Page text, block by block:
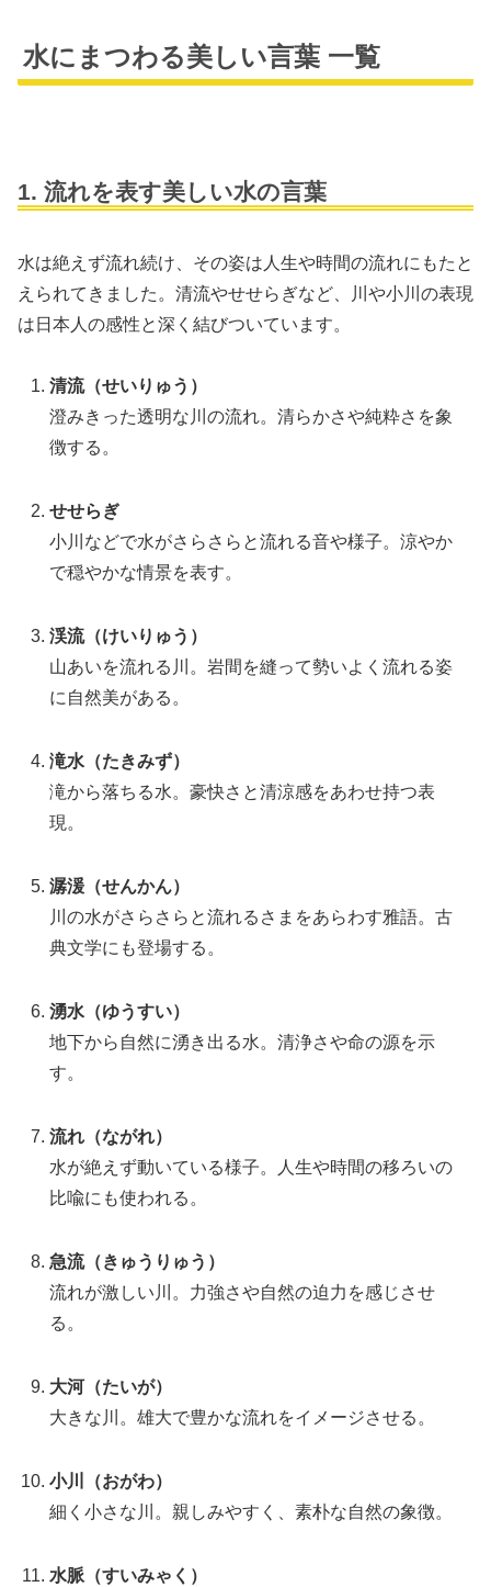
水にまつわる美しい言葉 一覧
1. 流れを表す美しい水の言葉
水は絶えず流れ続け、その姿は人生や時間の流れにもたと
えられてきました。清流やせせらぎなど、川や小川の表現
は日本人の感性と深く結びついています。
清流（せいりゅう）
澄みきった透明な川の流れ。清らかさや純粋さを象
徴する。
せせらぎ
小川などで水がさらさらと流れる音や様子。涼やか
で穏やかな情景を表す。
渓流（けいりゅう）
山あいを流れる川。岩間を縫って勢いよく流れる姿
に自然美がある。
滝水（たきみず）
滝から落ちる水。豪快さと清涼感をあわせ持つ表
現。
潺湲（せんかん）
川の水がさらさらと流れるさまをあらわす雅語。古
典文学にも登場する。
湧水（ゆうすい）
地下から自然に湧き出る水。清浄さや命の源を示
す。
流れ（ながれ）
水が絶えず動いている様子。人生や時間の移ろいの
比喩にも使われる。
急流（きゅうりゅう）
流れが激しい川。力強さや自然の迫力を感じさせ
る。
大河（たいが）
大きな川。雄大で豊かな流れをイメージさせる。
小川（おがわ）
細く小さな川。親しみやすく、素朴な自然の象徴。
水脈（すいみゃく）